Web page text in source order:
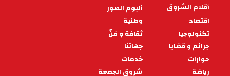
PIED
DE
PAGE
أقلام الشروق
ألبوم الصور
اقتصاد
وطنية
تكنولوجيا
ثقافة و فنّ
جرائم و قضايا
جهاتنا
حوارات
خدمات
رياضة
شروق الجمعة